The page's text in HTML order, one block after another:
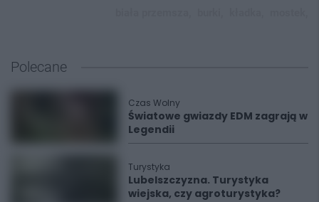
Polecane
Czas Wolny
Światowe gwiazdy EDM zagrają w
Legendii
Turystyka
Lubelszczyzna. Turystyka
wiejska, czy agroturystyka?